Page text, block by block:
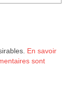
En savoir
sont